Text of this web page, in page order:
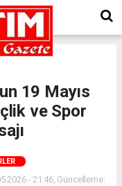
19 Mayıs
ve Spor
- 21:46, Güncelleme: